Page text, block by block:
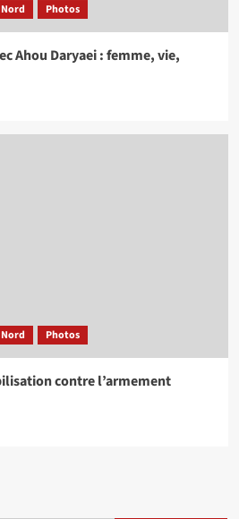
Photos
Ahou Daryaei : femme, vie,
Photos
contre l’armement